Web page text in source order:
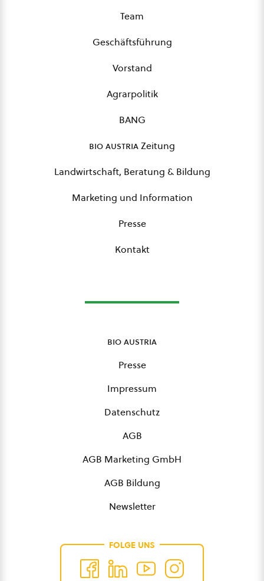
Team
Geschäftsführung
Vorstand
Agrarpolitik
BANG
bio austriaZeitung
Landwirtschaft, Beratung & Bildung
Marketing und Information
Presse
Kontakt
bio austria
Presse
Impressum
Datenschutz
AGB
AGB Marketing GmbH
AGB Bildung
Newsletter
FOLGE UNS